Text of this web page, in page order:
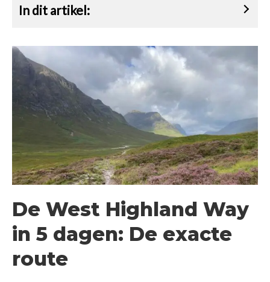
In dit artikel:
De West Highland Way
in 5 dagen: De exacte
route